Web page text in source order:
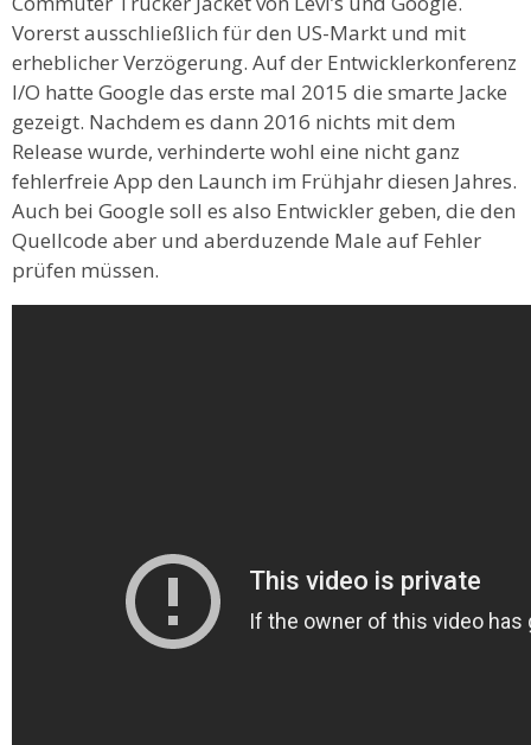
Vorerst ausschließlich für den US-Markt und mit
erheblicher Verzögerung. Auf der Entwicklerkonferenz
I/O hatte Google das erste mal 2015 die smarte Jacke
gezeigt. Nachdem es dann 2016 nichts mit dem
Release wurde, verhinderte wohl eine nicht ganz
fehlerfreie App den Launch im Frühjahr diesen Jahres.
Auch bei Google soll es also Entwickler geben, die den
Quellcode aber und aberduzende Male auf Fehler
prüfen müssen.